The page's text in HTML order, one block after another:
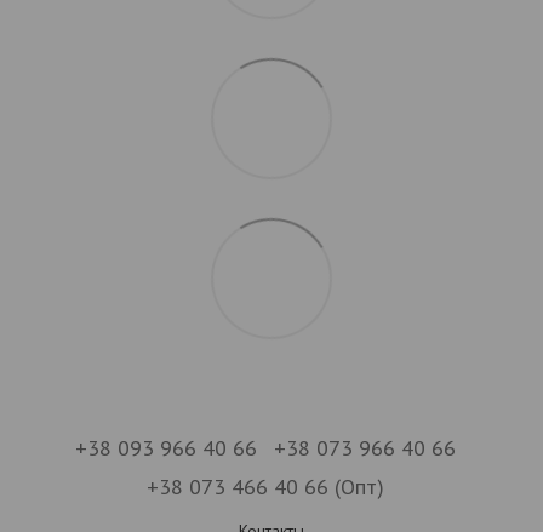
+38 093 966 40 66
+38 073 966 40 66
+38 073 466 40 66 (Опт)